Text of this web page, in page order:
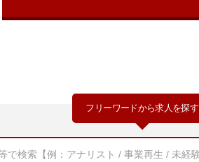
フリーワードから求人を探す